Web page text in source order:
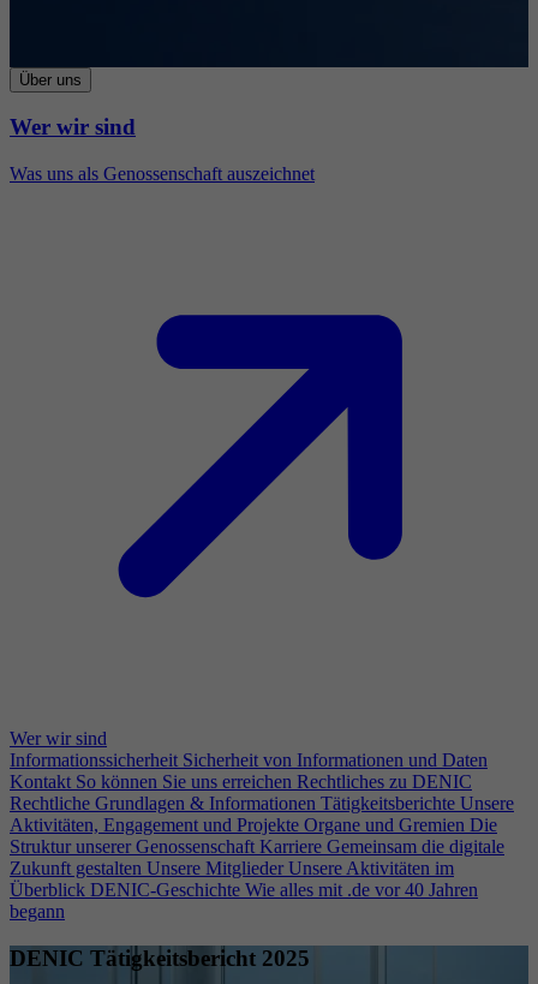
Über uns
Wer wir sind
Was uns als Genossenschaft auszeichnet
Wer wir sind
Informationssicherheit Sicherheit von Informationen und Daten
Kontakt So können Sie uns erreichen Rechtliches zu DENIC
Rechtliche Grundlagen & Informationen Tätigkeitsberichte Unsere
Aktivitäten, Engagement und Projekte Organe und Gremien Die
Struktur unserer Genossenschaft Karriere Gemeinsam die digitale
Zukunft gestalten Unsere Mitglieder Unsere Aktivitäten im
Überblick DENIC-Geschichte Wie alles mit .de vor 40 Jahren
begann
DENIC Tätigkeitsbericht 2025